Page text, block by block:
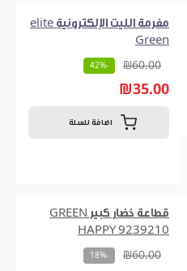
مفرمة الليت الإلكترونية elite
Green
₪60.00
-42%
₪35.00
اضافة للسلة
قطاعة خضار كبير GREEN
HAPPY 9239210
₪60.00
-18%